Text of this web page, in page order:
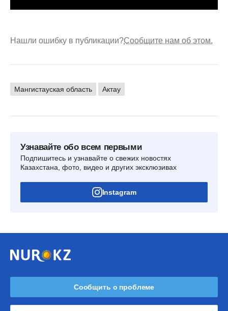
Нашли ошибку в публикации?Сообщите нам об этом.
Мангистауская область Актау
Узнавайте обо всем первыми
Подпишитесь и узнавайте о свежих новостях
Казахстана, фото, видео и других эксклюзивах
Instagram
Сообщить о проблеме